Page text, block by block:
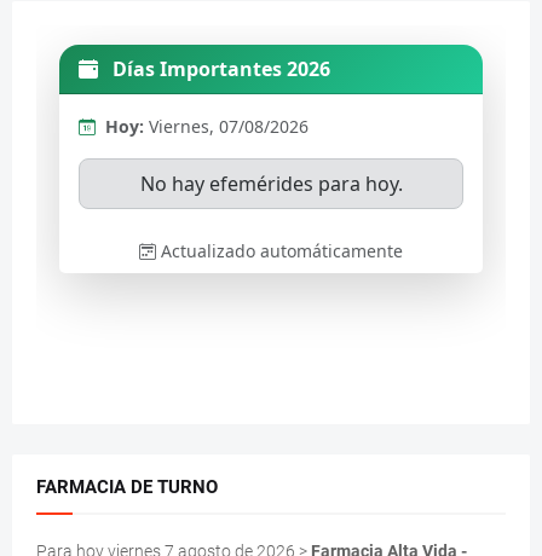
FARMACIA DE TURNO
Para hoy viernes 7 agosto de 2026 > Farmacia Alta Vida -